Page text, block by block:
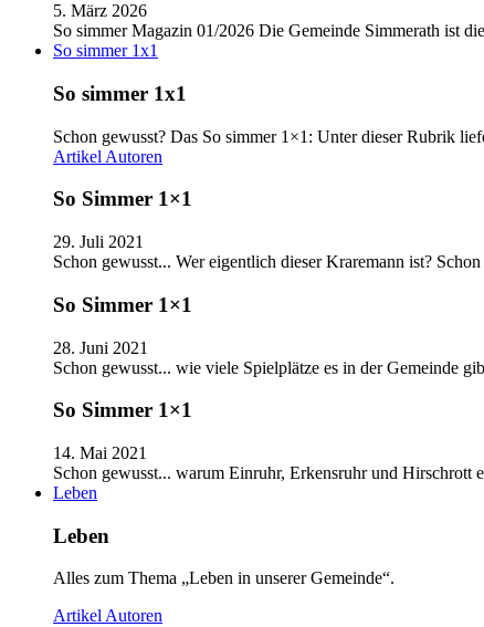
5. März 2026
So simmer Magazin 01/2026 Die Gemeinde Simmerath ist
So simmer 1x1
So simmer 1x1
Schon gewusst? Das So simmer 1×1: Unter dieser Rubrik
Artikel Autoren
So Simmer 1×1
29. Juli 2021
Schon gewusst... Wer eigentlich dieser Kraremann ist?
So Simmer 1×1
28. Juni 2021
Schon gewusst... wie viele Spielplätze es in der Gemeinde
So Simmer 1×1
14. Mai 2021
Schon gewusst... warum Einruhr, Erkensruhr und
Leben
Leben
Alles zum Thema „Leben in unserer Gemeinde“.
ArtikelAutoren